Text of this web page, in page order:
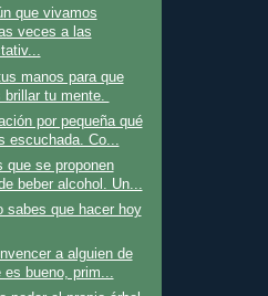
que vivamos
veces a las
manos para que
brillar tu mente.
por pequeña qué
escuchada. Co...
que se proponen
beber alcohol. Un...
sabes que hacer hoy
a alguien de
es bueno, prim...